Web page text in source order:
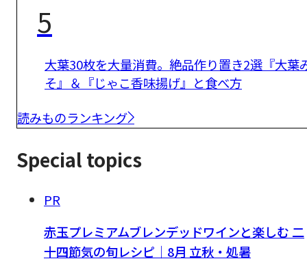
5
大葉30枚を大量消費。絶品作り置き2選『大葉
そ』＆『じゃこ香味揚げ』と食べ方
読みものランキング
Special topics
PR
赤玉プレミアムブレンデッドワインと楽しむ 二
十四節気の旬レシピ｜8月 立秋・処暑